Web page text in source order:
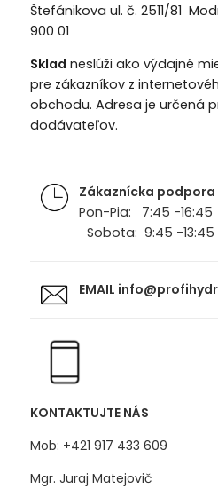
Štefánikova ul. č. 2511/81
900 01
Sklad neslúži ako výdajné
pre zákazníkov z
obchodu. Adresa je určená
dodávateľov.
Zákaznícka podpora
Pon-Pia: 7:45 -16:45
Sobota: 9:45 -13:45
EMAIL
KONTAKTUJTE NÁS
Mob: +421 917 433 609
Mgr. Juraj Matejovič